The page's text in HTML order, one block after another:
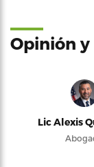
Opinión
Lic Alexis